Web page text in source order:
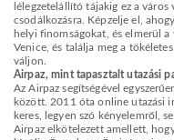
lélegzetelállító tájakig ez a
csodálkozásra. Képzelje el,
helyi finomságokat, és elmerül
Venice, és találja meg a
váljon.
Airpaz, mint tapasztalt utazási
Az Airpaz segítségével
között. 2011 óta online utazási
keres, legyen szó kényelemről,
Airpaz elkötelezett amellett,